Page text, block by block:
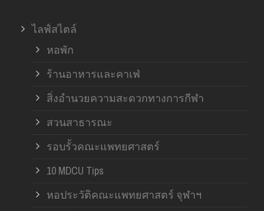
ไลฟ์สไตล์
หอพัก
ร้านอาหารและคาเฟ่
สิ่งอำนวยความสะดวกทางการกีฬา
สวนสาธารณะ
รอบรั้วคณะแพทยศาสตร์
10 MDCU Tips
หอประวัติคณะแพทยศาสตร์ จุฬาฯ